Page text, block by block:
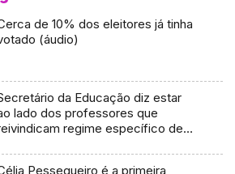
de 10% dos eleitores já tinha
(áudio)
da Educação diz estar
lado dos professores que
regime específico de
Pessegueiro é a primeira